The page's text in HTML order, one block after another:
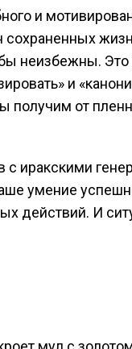
и
неизбежны.
и
получим от
иракскими
умение
действий. И